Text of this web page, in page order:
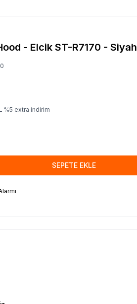
- Elcik ST-R7170 - Siyah
%5 extra indirim
SEPETE EKLE